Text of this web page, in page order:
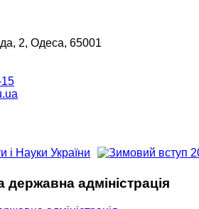
2, Одеса, 65001
адміністрація